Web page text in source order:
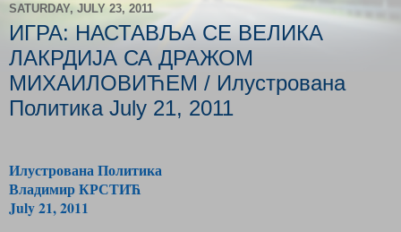
SATURDAY, JULY 23, 2011
ИГРА: НАСТАВЉА СЕ ВЕЛИКА
ЛАКРДИЈА СА ДРАЖОМ
МИХАИЛОВИЋЕМ / Илустрована
Политика July 21, 2011
Илустрована Политика
Владимир КРСТИЋ
July 21, 2011